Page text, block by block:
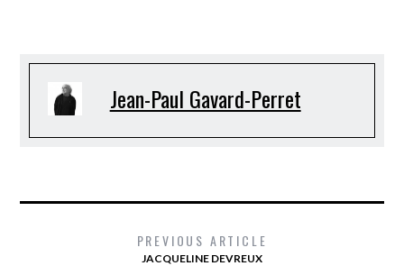
Jean-Paul Gavard-Perret
PREVIOUS ARTICLE
JACQUELINE DEVREUX